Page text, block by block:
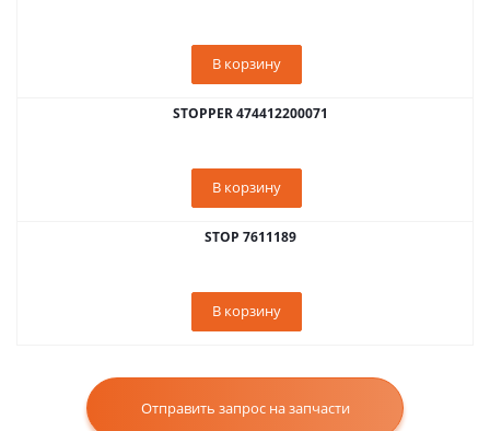
В корзину
STOPPER 474412200071
В корзину
STOP 7611189
В корзину
Отправить запрос на запчасти